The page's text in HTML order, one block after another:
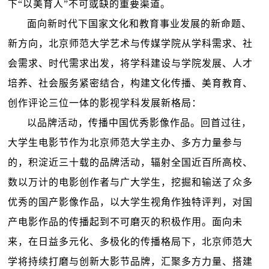
下“以美育人”不可或缺的重要渠道。
面向新时代下国家文化和教育事业发展的新命题、
新方向，北京师范大学艺术与传媒学院从学科需求、社
会需求、时代需求出发，将学科建设与学院发展、人才
培养、社会服务紧密结合，构建文化传播、美育教育、
创作评论三位一体的影视学科发展新格局：
以品牌活动，传播中国优秀影像作品。回首过往，
大学生电影节作为北京师范大学主办、多方力量参与
的，积淀近三十载的品牌活动，辐射全国近百所高校、
数以万计的电影创作者与广大学生，挖掘和输送了众多
优秀的国产影像作品，以大学生视角作独特评判，对国
产电影作品的传播起到不可磨灭的积极作用。面向未
来，在日益多元化、多极化的传播格局下，北京师范大
学将持续打磨与创新大影节品牌，汇聚多方力量、搭建